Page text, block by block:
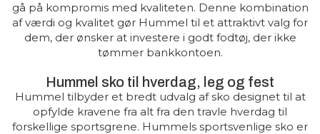
gå på kompromis med kvaliteten. Denne kombination
af værdi og kvalitet gør Hummel til et attraktivt valg for
dem, der ønsker at investere i godt fodtøj, der ikke
tømmer bankkontoen.
Hummel sko til hverdag, leg og fest
Hummel tilbyder et bredt udvalg af sko designet til at
opfylde kravene fra alt fra den travle hverdag til
forskellige sportsgrene. Hummels sportsvenlige sko er